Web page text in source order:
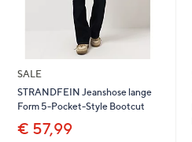
SALE
STRANDFEIN Jeanshose lange
Form 5-Pocket-Style Bootcut
€ 57,99